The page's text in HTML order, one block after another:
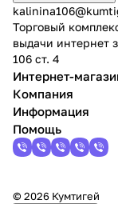
Торговый
выдачи интернет
106 ст. 4
Интернет-
Компания
Информация
Помощь
© 2026 Кумтигей